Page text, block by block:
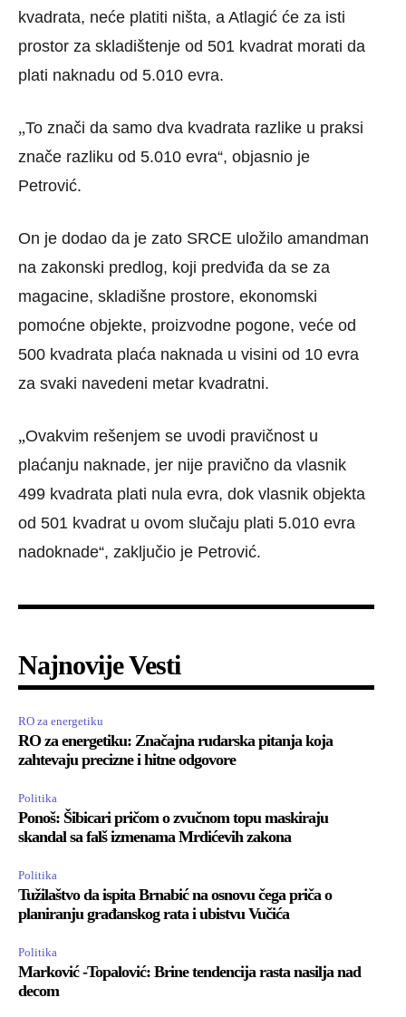
kvadrata, neće platiti ništa, a Atlagić će za isti
prostor za skladištenje od 501 kvadrat morati da
plati naknadu od 5.010 evra.
„To znači da samo dva kvadrata razlike u praksi
znače razliku od 5.010 evra“, objasnio je
Petrović.
On je dodao da je zato SRCE uložilo amandman
na zakonski predlog, koji predviđa da se za
magacine, skladišne prostore, ekonomski
pomoćne objekte, proizvodne pogone, veće od
500 kvadrata plaća naknada u visini od 10 evra
za svaki navedeni metar kvadratni.
„Ovakvim rešenjem se uvodi pravičnost u
plaćanju naknade, jer nije pravično da vlasnik
499 kvadrata plati nula evra, dok vlasnik objekta
od 501 kvadrat u ovom slučaju plati 5.010 evra
nadoknade“, zaključio je Petrović.
Najnovije Vesti
RO za energetiku
RO za energetiku: Značajna rudarska pitanja koja
zahtevaju precizne i hitne odgovore
Politika
Ponoš: Šibicari pričom o zvučnom topu maskiraju
skandal sa falš izmenama Mrdićevih zakona
Politika
Tužilaštvo da ispita Brnabić na osnovu čega priča o
planiranju građanskog rata i ubistvu Vučića
Politika
Marković -Topalović: Brine tendencija rasta nasilja nad
decom